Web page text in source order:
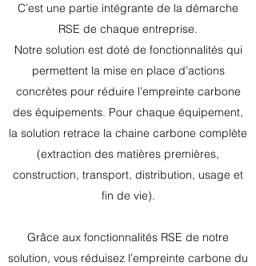
C’est une partie intégrante de la démarche
RSE de chaque entreprise.
Notre solution est doté de fonctionnalités qui
permettent la mise en place d’actions
concrètes pour réduire l’empreinte carbone
des équipements. Pour chaque équipement,
la solution retrace la chaine carbone complète
(extraction des matières premières,
construction, transport, distribution, usage et
fin de vie).
Grâce aux fonctionnalités RSE de notre
solution, vous réduisez l’empreinte carbone du